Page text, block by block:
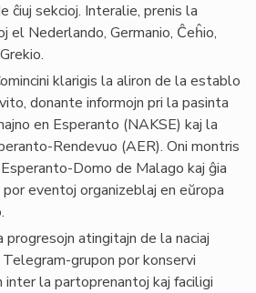
ĉiuj sekcioj. Interalie, prenis la
el Nederlando, Germanio, Ĉeĥio,
klarigis la aliron de la establo
donante informojn pri la pasinta
en Esperanto (NAKSE) kaj la
Rendevuo (AER). Oni montris
Domo de Malago kaj ĝia
eventoj organizeblaj en eŭropa
atingitajn de la naciaj
grupon por konservi
la partoprenantoj kaj faciligi